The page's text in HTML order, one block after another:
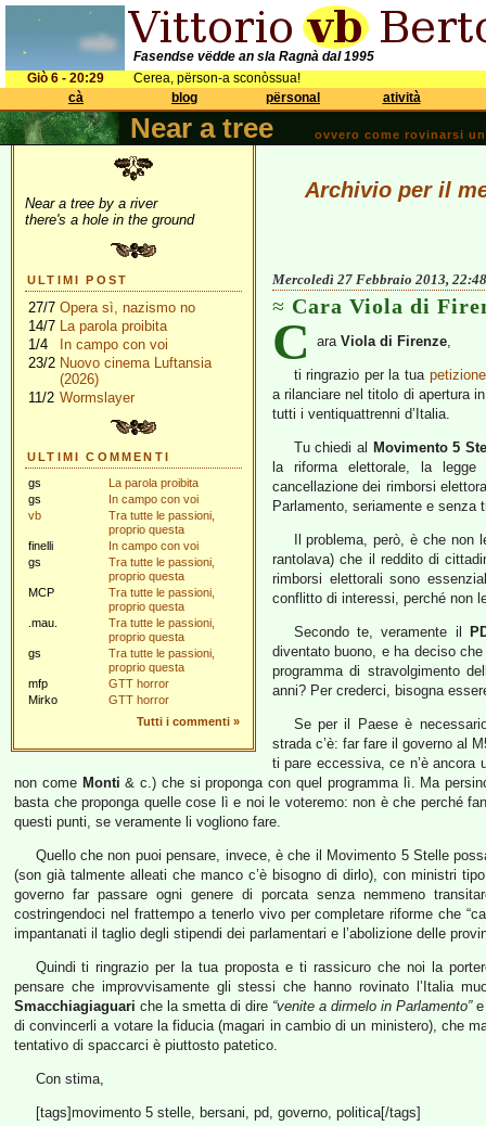
Fasendse vëdde an sla Ragnà dal 1995
Giò 6 - 20:29
Cerea, përson-a sconòssua!
cà
blog përsonal atività
Near a tree ovvero come rovinarsi
Near a tree by a river
there's a hole in the ground
ULTIMI POST
27/7 Opera sì, nazismo no
14/7 La parola proibita
1/4
In campo con voi
23/2 Nuovo cinema Luftansia
(2026)
11/2 Wormslayer
ULTIMI COMMENTI
gs
La parola proibita
gs
In campo con voi
vb
Tra tutte le passioni,
proprio questa
finelli
In campo con voi
gs
Tra tutte le passioni,
proprio questa
MCP
Tra tutte le passioni,
proprio questa
.mau.
Tra tutte le passioni,
proprio questa
gs
Tra tutte le passioni,
proprio questa
mfp
GTT horror
Mirko
GTT horror
Tutti i commenti »
Archivio per il
Mercoledì 27 Febbraio 2013, 22:48
Cara Viola di
C ara Viola di Firenze,
ti ringrazio per la tua petizione
a rilanciare nel titolo di apertura
tutti i ventiquattrenni d’Italia.
Tu chiedi al Movimento 5
la riforma elettorale, la
cancellazione dei rimborsi
Parlamento, seriamente e senza
Il problema, però, è che non
rantolava) che il reddito di
rimborsi elettorali sono
conflitto di interessi, perché non
Secondo te, veramente il
diventato buono, e ha deciso
programma di stravolgimento
anni? Per crederci, bisogna
Se per il Paese è
strada c’è: far fare il governo al
ti pare eccessiva, ce n’è ancora
non come Monti & c.) che si proponga con quel programma lì. Ma
basta che proponga quelle cose lì e noi le voteremo: non è che perché
questi punti, se veramente li vogliono fare.
Quello che non puoi pensare, invece, è che il Movimento 5 Stelle
(son già talmente alleati che manco c’è bisogno di dirlo), con ministri
governo far passare ogni genere di porcata senza nemmeno
costringendoci nel frattempo a tenerlo vivo per completare riforme che
impantanati il taglio degli stipendi dei parlamentari e l’abolizione delle
Quindi ti ringrazio per la tua proposta e ti rassicuro che noi la
pensare che improvvisamente gli stessi che hanno rovinato l’Italia
Smacchiagiaguari che la smetta di dire “venite a dirmelo in Parlamento”e
di convincerli a votare la fiducia (magari in cambio di un ministero), che
tentativo di spaccarci è piuttosto patetico.
Con stima,
[tags]movimento 5 stelle, bersani, pd, governo, politica[/tags]